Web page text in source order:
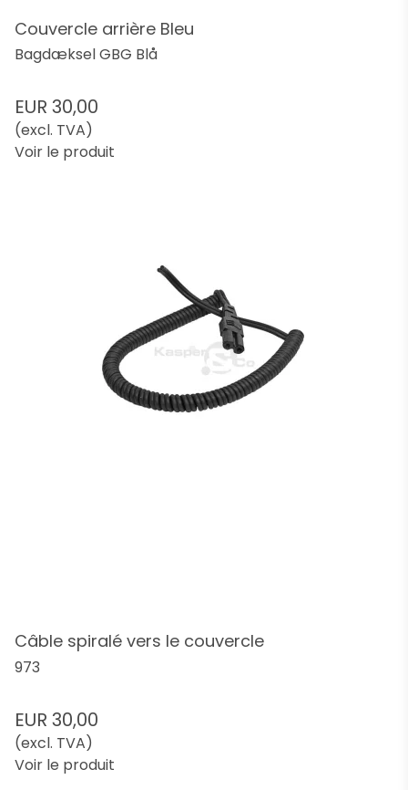
Couvercle arrière Bleu
Bagdæksel GBG Blå
EUR 30,00
(excl. TVA)
Voir le produit
Câble spiralé vers le couvercle
973
EUR 30,00
(excl. TVA)
Voir le produit